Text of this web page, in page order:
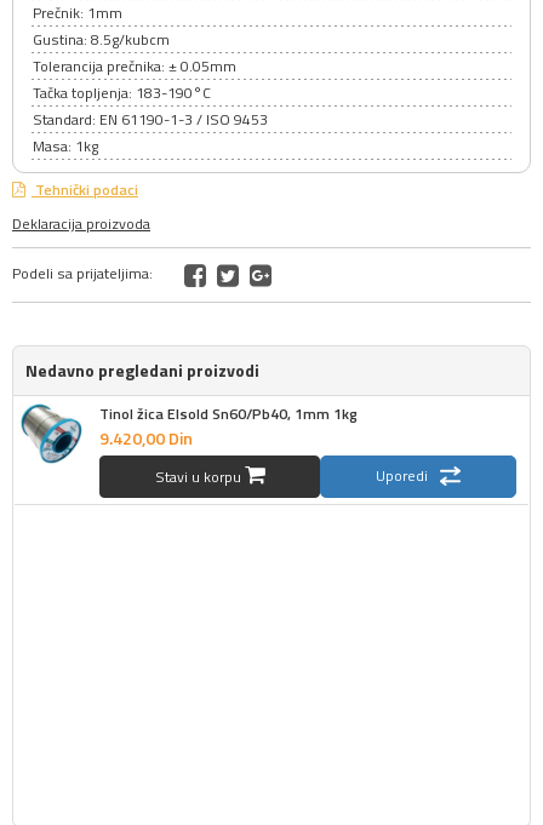
Prečnik: 1mm
Gustina: 8.5g/kubcm
Tolerancija prečnika: ± 0.05mm
Tačka topljenja: 183-190°C
Standard: EN 61190-1-3 / ISO 9453
Masa: 1kg
Tehnički podaci
Deklaracija proizvoda
Podeli sa prijateljima:
Nedavno pregledani proizvodi
Tinol žica Elsold Sn60/Pb40, 1mm 1kg
9.420,00Din
Stavi u korpu Uporedi